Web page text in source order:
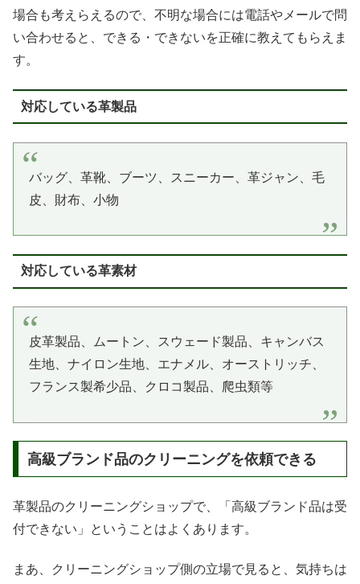
場合も考えらえるので、不明な場合には電話やメールで問
い合わせると、できる・できないを正確に教えてもらえま
す。
対応している革製品
バッグ、革靴、ブーツ、スニーカー、革ジャン、毛
皮、財布、小物
対応している革素材
皮革製品、ムートン、スウェード製品、キャンバス
生地、ナイロン生地、エナメル、オーストリッチ、
フランス製希少品、クロコ製品、爬虫類等
高級ブランド品のクリーニングを依頼できる
革製品のクリーニングショップで、「高級ブランド品は受
付できない」ということはよくあります。
まあ、クリーニングショップ側の立場で見ると、気持ちは